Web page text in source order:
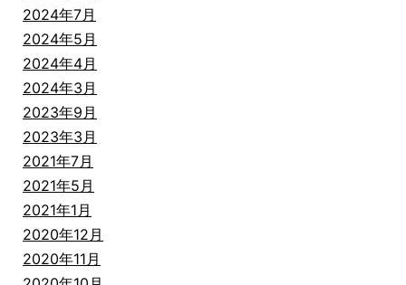
2024年7月
2024年5月
2024年4月
2024年3月
2023年9月
2023年3月
2021年7月
2021年5月
2021年1月
2020年12月
2020年11月